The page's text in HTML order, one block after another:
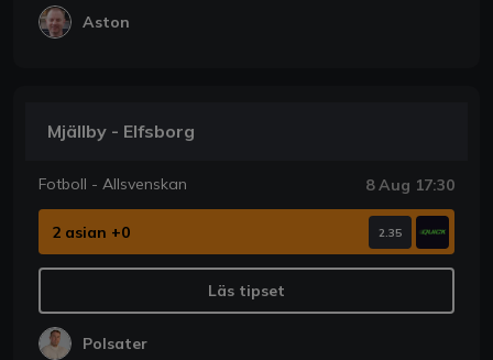
Aston
Mjällby - Elfsborg
Fotboll - Allsvenskan 8 Aug 17:30
2 asian +0 2.35
Läs tipset
Polsater